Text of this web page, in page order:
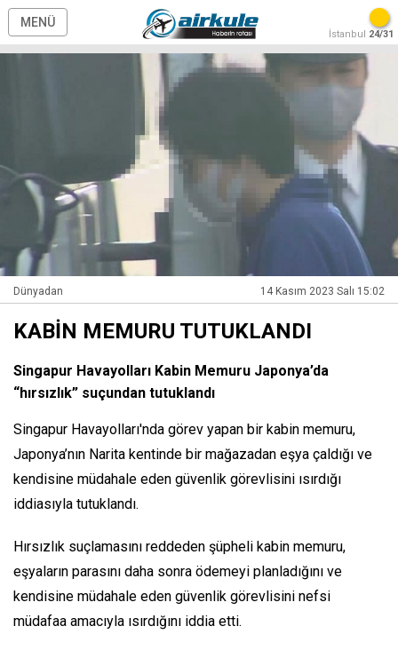
MENÜ
İstanbul 24/31
Dünyadan 14 Kasım 2023 Salı 15:02
KABİN MEMURU TUTUKLANDI
Singapur Havayolları Kabin Memuru Japonya’da
“hırsızlık” suçundan tutuklandı
Singapur Havayolları'nda görev yapan bir kabin memuru,
Japonya’nın Narita kentinde bir mağazadan eşya çaldığı ve
kendisine müdahale eden güvenlik görevlisini ısırdığı
iddiasıyla tutuklandı.
Hırsızlık suçlamasını reddeden şüpheli kabin memuru,
eşyaların parasını daha sonra ödemeyi planladığını ve
kendisine müdahale eden güvenlik görevlisini nefsi
müdafaa amacıyla ısırdığını iddia etti.